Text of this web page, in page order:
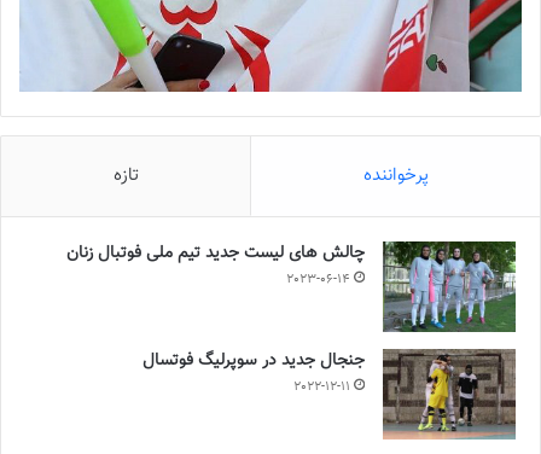
پرخواننده تازه
چالش هاى ليست جدید تيم ملى فوتبال زنان
2023-06-14
جنجال جدید در سوپرلیگ فوتسال
2022-12-11